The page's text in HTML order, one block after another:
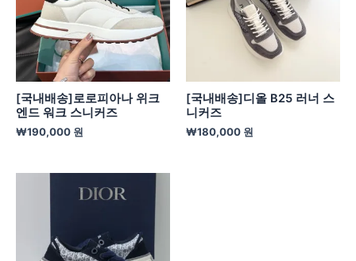
[국내배송]로로피아나 위크
엔드 워크 스니커즈
₩190,000 원
[국내배송]디올 B25 러너 스
니커즈
₩180,000 원